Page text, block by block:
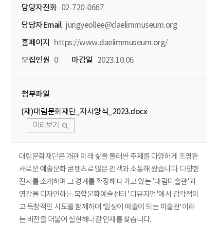
담당자전화 02-720-0667
담당자Email
jungyeollee@daelimmuseum.org
홈페이지
https://www.daelimmuseum.org/
모집인원
0 마감일 2023.10.06
첨부파일
(재)대림문화재단_자사양식_2023.docx
미리보기
대림문화재단은 개관 이래 삶을 둘러싼 주제를 다양하게 조명한
새로운 예술문화 콘텐츠로 많은 관객과 소통해 왔습니다. 다양한
전시를 소개하며 그 경계를 확장해 나가고 있는 '대림미술관'과
영감을 디자인하는 복합문화예술센터 '디뮤지엄'에서 감각적이
고 독창적인 시도를 함께하며 ‘일상이 예술이 되는 미술관’ 이라
는 비전을 더불어 실현해나갈 인재를 찾습니다.